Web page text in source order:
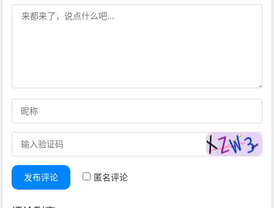
发布评论 匿名评论